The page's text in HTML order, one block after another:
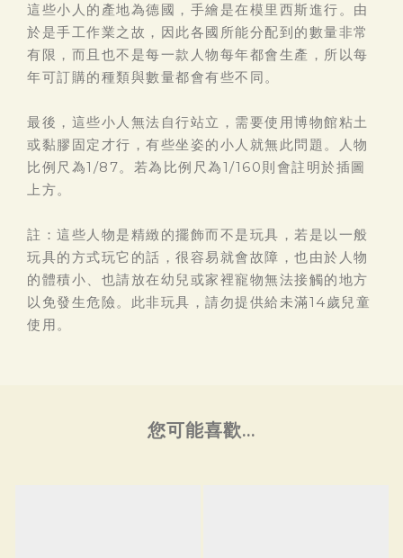
這些小人的產地為德國，手繪是在模里西斯進行。由
於是手工作業之故，因此各國所能分配到的數量非常
有限，而且也不是每一款人物每年都會生產，所以每
年可訂購的種類與數量都會有些不同。
最後，這些小人無法自行站立，需要使用博物館粘土
或黏膠固定才行，有些坐姿的小人就無此問題。人物
比例尺為1/87。若為比例尺為1/160則會註明於插圖
上方。
註：這些人物是精緻的擺飾而不是玩具，若是以一般
玩具的方式玩它的話，很容易就會故障，也由於人物
的體積小、也請放在幼兒或家裡寵物無法接觸的地方
以免發生危險。此非玩具，請勿提供給未滿14歲兒童
使用。
您可能喜歡...